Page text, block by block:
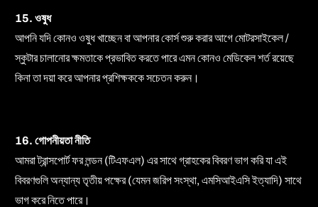
15. ওষুধ
আপনি যদি কোনও ওষুধ খাচ্ছেন বা আপনার কোর্স শুরু করার আগে মোটরসাইকেল /
স্কুটার চালানোর ক্ষমতাকে প্রভাবিত করতে পারে এমন কোনও মেডিকেল শর্ত রয়েছে
কিনা তা দয়া করে আপনার প্রশিক্ষককে সচেতন করুন।
16. গোপনীয়তা নীতি
আমরা ট্রান্সপোর্ট ফর লন্ডন (টিএফএল) এর সাথে গ্রাহকের বিবরণ ভাগ করি যা এই
বিবরণগুলি অন্যান্য তৃতীয় পক্ষের (যেমন জরিপ সংস্থা, এমসিআইএসি ইত্যাদি) সাথে
ভাগ করে নিতে পারে।